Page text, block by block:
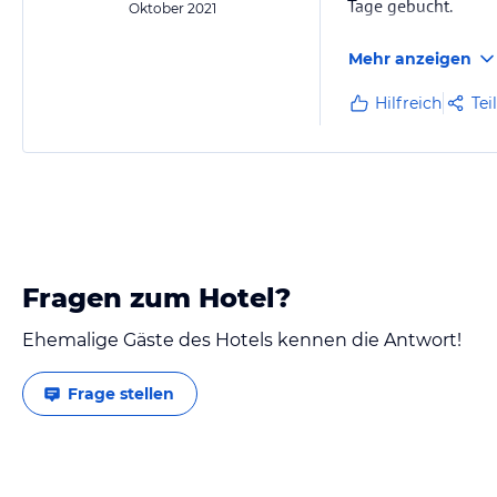
Oktober 2021 Tage gebucht.
Mehr anzeigen
Hilfreich
Fragen zum Hotel?
Ehemalige Gäste des Hotels kennen die Antwort!
Frage stellen